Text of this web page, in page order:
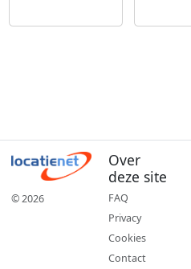
© 2026
Over
deze site
FAQ
Privacy
Cookies
Contact